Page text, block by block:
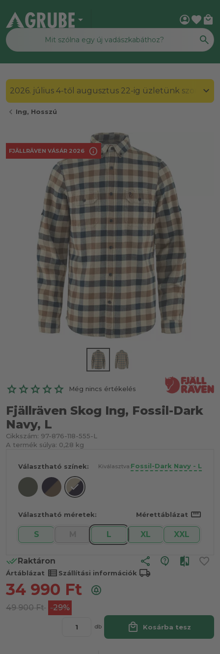
arrow_drop_down account_circlefavorite local_mall
2026. július 4-től augusztus 22-ig üzletünk
chevron_left Ing, Hosszú
FJÄLLRÄVEN VÁSÁR 2026 info
Még nincs értékelés
Fjällräven Skog Ing, Fossil-Dark
Navy, L
Cikkszám: 97-876-118-555-L
A termék súlya: 0,28 kg
Választható színek: Kiválasztva:Fossil-Dark Navy - L
Választható méretek: Mérettáblázat straighten
S L XL XXL
Raktáron share
Ártáblázat view_list Szállítási információk local_shipping
34 990 Ft
49 900 Ft -29%
db local_mall Kosárba tesz